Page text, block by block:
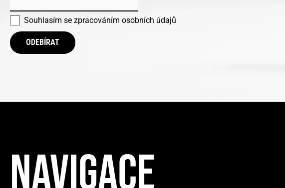
Souhlasím se zpracováním osobních údajů
ODEBÍRAT
NAVIGACE